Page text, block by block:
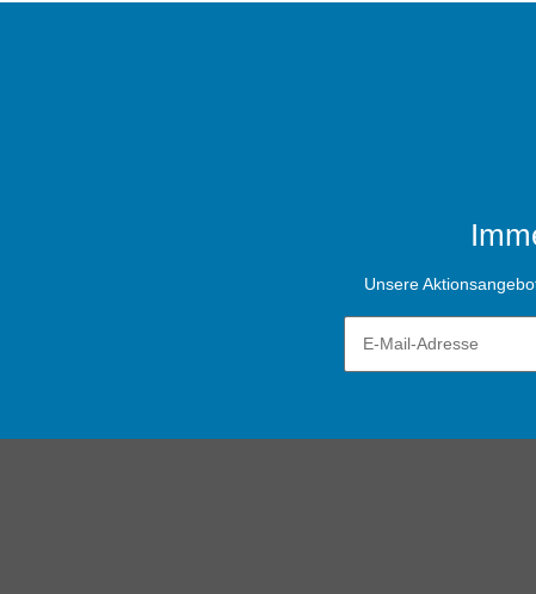
Unsere